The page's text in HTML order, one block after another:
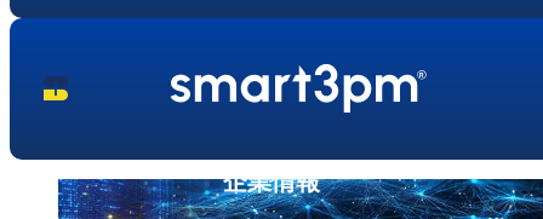
会社概要
事業内容
お問い合わせ
企業情報